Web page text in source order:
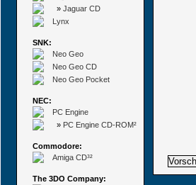
» Jaguar CD
Lynx
SNK:
Neo Geo
Neo Geo CD
Neo Geo Pocket
NEC:
PC Engine
» PC Engine CD-ROM²
Commodore:
Amiga CD³²
The 3DO Company: